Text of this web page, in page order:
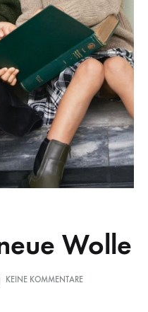
Wolle
KEINE KOMMENTAREZU